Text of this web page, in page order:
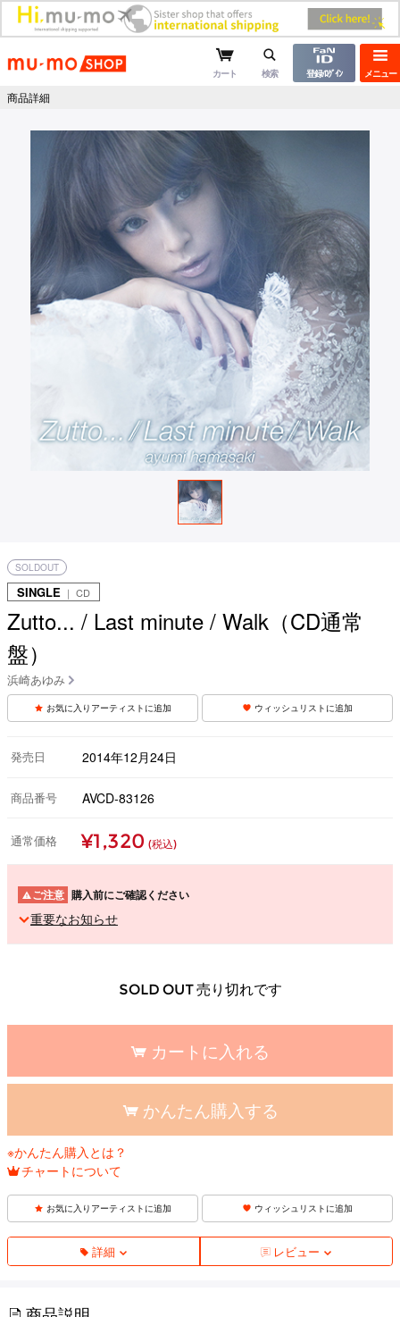
mu-moショップ メニュー
カート 検索 登録/ﾛｸﾞｲﾝ
商品詳細
SOLDOUT
SINGLE ｜ CD
Zutto... / Last minute / Walk（CD通常
盤）
浜崎あゆみ
お気に入りアーティストに追加 ウィッシュリストに追加
発売日 2014年12月24日
商品番号 AVCD-83126
通常価格 ¥1,320 (税込)
ご注意 購入前にご確認ください
重要なお知らせ
SOLD OUT 売り切れです
カートに入れる
かんたん購入する
※かんたん購入とは？
チャートについて
お気に入りアーティストに追加 ウィッシュリストに追加
詳細 レビュー